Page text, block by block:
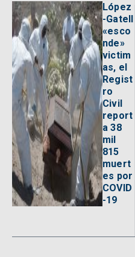
López
-Gatell
«esco
nde»
victim
as, el
Regist
ro
Civil
report
a 38
mil
815
muert
es por
COVID
-19